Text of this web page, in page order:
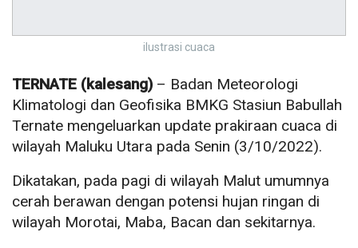
ilustrasi cuaca
TERNATE (kalesang) – Badan Meteorologi
Klimatologi dan Geofisika BMKG Stasiun Babullah
Ternate mengeluarkan update prakiraan cuaca di
wilayah Maluku Utara pada Senin (3/10/2022).
Dikatakan, pada pagi di wilayah Malut umumnya
cerah berawan dengan potensi hujan ringan di
wilayah Morotai, Maba, Bacan dan sekitarnya.